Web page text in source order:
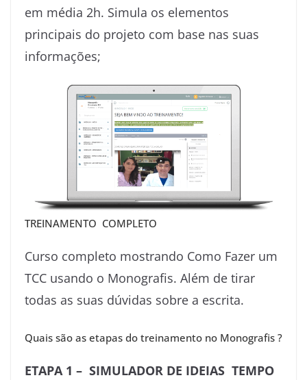
em média 2h. Simula os elementos
principais do projeto com base nas suas
informações;
TREINAMENTO COMPLETO
Curso completo mostrando Como Fazer um
TCC usando o Monografis. Além de tirar
todas as suas dúvidas sobre a escrita.
Quais são as etapas do treinamento no Monografis ?
ETAPA 1 – SIMULADOR DE IDEIAS TEMPO